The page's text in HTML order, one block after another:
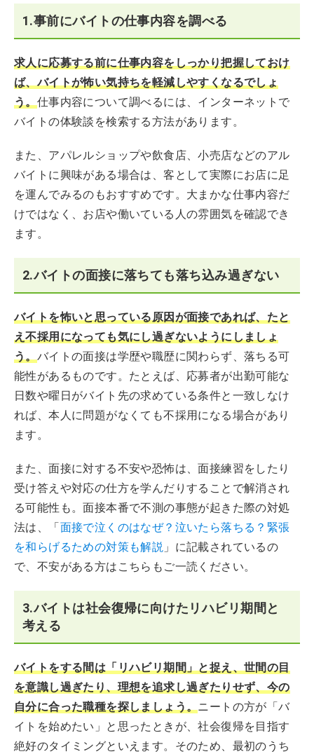
1.事前にバイトの仕事内容を調べる
求人に応募する前に仕事内容をしっかり把握しておけ
ば、バイトが怖い気持ちを軽減しやすくなるでしょ
う。仕事内容について調べるには、インターネットで
バイトの体験談を検索する方法があります。
また、アパレルショップや飲食店、小売店などのアル
バイトに興味がある場合は、客として実際にお店に足
を運んでみるのもおすすめです。大まかな仕事内容だ
けではなく、お店や働いている人の雰囲気を確認でき
ます。
2.バイトの面接に落ちても落ち込み過ぎない
バイトを怖いと思っている原因が面接であれば、たと
え不採用になっても気にし過ぎないようにしましょ
う。バイトの面接は学歴や職歴に関わらず、落ちる可
能性があるものです。たとえば、応募者が出勤可能な
日数や曜日がバイト先の求めている条件と一致しなけ
れば、本人に問題がなくても不採用になる場合があり
ます。
また、面接に対する不安や恐怖は、面接練習をしたり
受け答えや対応の仕方を学んだりすることで解消され
る可能性も。面接本番で不測の事態が起きた際の対処
法は、「 面接で泣くのはなぜ？泣いたら落ちる？緊張
を和らげるための対策も解説 」に記載されているの
で、不安がある方はこちらもご一読ください。
3.バイトは社会復帰に向けたリハビリ期間と
考える
バイトをする間は「リハビリ期間」と捉え、世間の目
を意識し過ぎたり、理想を追求し過ぎたりせず、今の
自分に合った職種を探しましょう。ニートの方が「バ
イトを始めたい」と思ったときが、社会復帰を目指す
絶好のタイミングといえます。そのため、最初のうち